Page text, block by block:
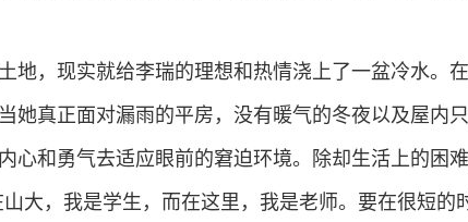
地，现实就给李瑞的理想和热情浇上了一盆冷水。
她真正面对漏雨的平房，没有暖气的冬夜以及屋内
心和勇气去适应眼前的窘迫环境。除却生活上的困
大，我是学生，而在这里，我是老师。要在很短的